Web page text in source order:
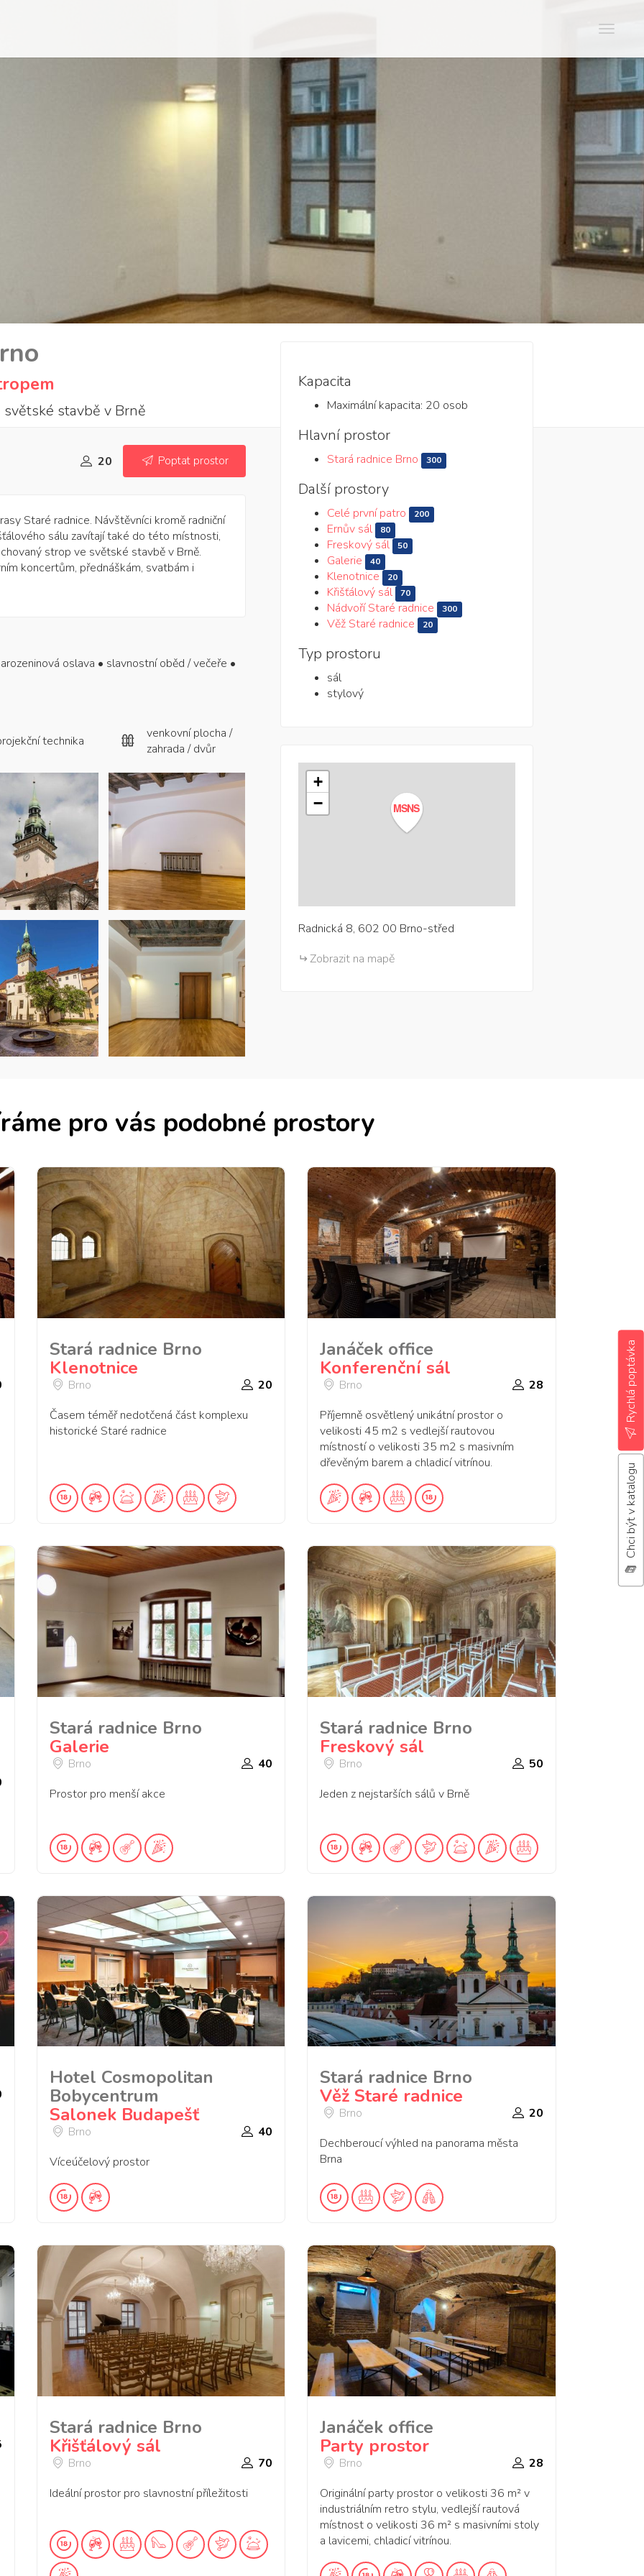
Zobraz
stavbě v Brně
20 Poptat prostor
Staré radnice. Návštěvníci kromě radniční
sálu zavítají také do této místnosti,
strop ve světské stavbě v Brně.
koncertům, přednáškám, svatbám i
oslava • slavnostní oběd / večeře •
technika
venkovní plocha /
zahrada / dvůr
Kapacita
Maximální kapacita: 20 osob
Hlavní prostor
Stará radnice Brno 300
Další prostory
Celé první patro 200
Ernův sál 80
Freskový sál 50
Galerie 40
Klenotnice 20
Křišťálový sál 70
Nádvoří Staré radnice 300
Věž Staré radnice 20
Typ prostoru
sál
stylový
MSNS
+
−
Radnická 8, 602 00 Brno-střed
Zobrazit na mapě
pro vás podobné prostory
Stará radnice Brno
Klenotnice
Brno
20
Časem téměř nedotčená část komplexu
historické Staré radnice
Janáček office
Konferenční sál
Brno
28
Příjemně osvětlený unikátní prostor o
velikosti 45 m2 s vedlejší rautovou
místností o velikosti 35 m2 s masivním
dřevěným barem a chladicí vitrínou.
Stará radnice Brno
Galerie
Brno
40
Prostor pro menší akce
Stará radnice Brno
Freskový sál
Brno
50
Jeden z nejstarších sálů v Brně
Hotel Cosmopolitan
Bobycentrum
Salonek Budapešť
Brno
40
Víceúčelový prostor
Stará radnice Brno
Věž Staré radnice
Brno
20
Dechberoucí výhled na panorama města
Brna
Stará radnice Brno
Křišťálový sál
Brno
70
Ideální prostor pro slavnostní příležitosti
Janáček office
Party prostor
Brno
28
Originální party prostor o velikosti 36 m² v
industriálním retro stylu, vedlejší rautová
místnost o velikosti 36 m² s masivními stoly
a lavicemi, chladicí vitrínou.
Chci být v katalogu
Rychlá poptávka